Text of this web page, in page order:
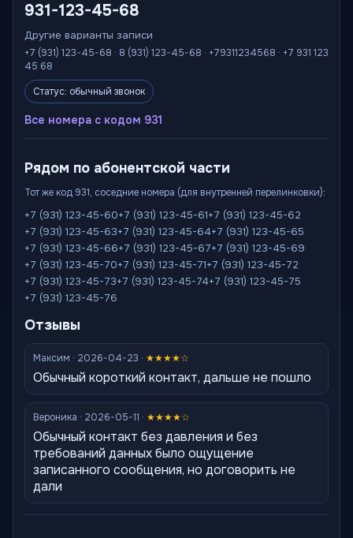
931-123-45-68
Другие варианты записи
+7 (931) 123-45-68 · 8 (931) 123-45-68 · +79311234568 · +7 931 123
45 68
Статус: обычный звонок
Все номера с кодом 931
Рядом по абонентской части
Тот же код 931, соседние номера (для внутренней перелинковки):
+7 (931) 123-45-60+7 (931) 123-45-61+7 (931) 123-45-62
+7 (931) 123-45-63+7 (931) 123-45-64+7 (931) 123-45-65
+7 (931) 123-45-66+7 (931) 123-45-67+7 (931) 123-45-69
+7 (931) 123-45-70+7 (931) 123-45-71+7 (931) 123-45-72
+7 (931) 123-45-73+7 (931) 123-45-74+7 (931) 123-45-75
+7 (931) 123-45-76
Отзывы
Максим · 2026-04-23 · ★★★★☆
Обычный короткий контакт, дальше не пошло
Вероника · 2026-05-11 · ★★★★☆
Обычный контакт без давления и без
требований данных было ощущение
записанного сообщения, но договорить не
дали